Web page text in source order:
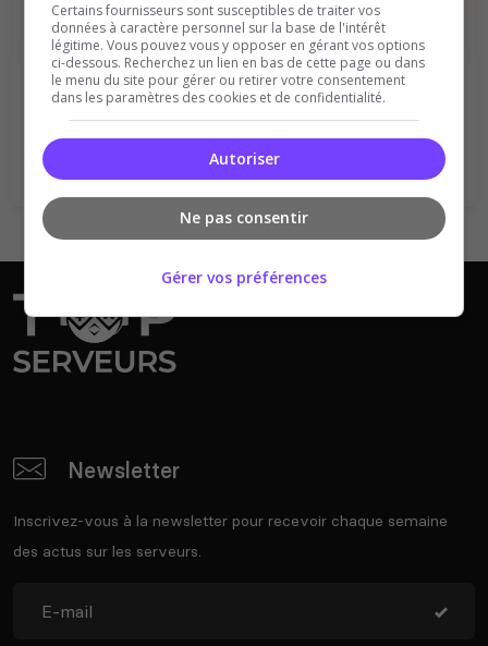
Vous devez être connecté pour ajouter
un avis sur ce serveur !
Se connecter S'inscrire
Newsletter
Inscrivez-vous à la newsletter pour recevoir chaque semaine
des actus sur les serveurs.
Certains fournisseurs sont susceptibles de traiter vos
données à caractère personnel sur la base de l'intérêt
légitime. Vous pouvez vous y opposer en gérant vos options
ci-dessous. Recherchez un lien en bas de cette page ou dans
le menu du site pour gérer ou retirer votre consentement
dans les paramètres des cookies et de confidentialité.
Autoriser
Ne pas consentir
Gérer vos préférences